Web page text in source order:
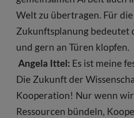
Welt zu übertragen. Für
Zukunftsplanung bedeutet
und gern an Türen klopfen.
Angela Ittel: Es ist meine
Die Zukunft der
Kooperation! Nur wenn
Ressourcen bündeln,